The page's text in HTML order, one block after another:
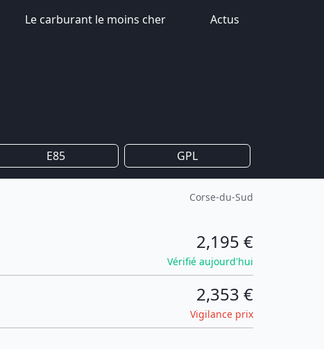
Le carburant le moins cher Actus
E85 GPL
Corse-du-Sud
2,195 €
Vérifié aujourd'hui
2,353 €
Vigilance prix